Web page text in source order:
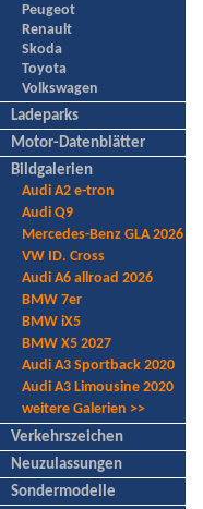
Peugeot
Renault
Skoda
Toyota
Volkswagen
Ladeparks
Motor-Datenblätter
Bildgalerien
Audi A2 e-tron
Audi Q9
Mercedes-Benz GLA 2026
VW ID. Cross
Audi A6 allroad 2026
BMW 7er
BMW iX5
BMW X5 2027
Audi A3 Sportback 2020
Audi A3 Limousine 2020
weitere Galerien >>
Verkehrszeichen
Neuzulassungen
Sondermodelle